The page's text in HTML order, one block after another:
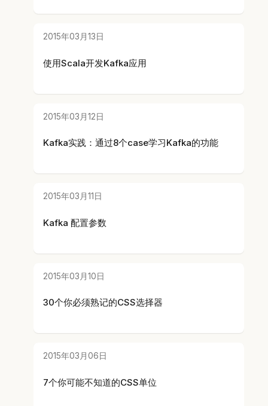
2015年03月13日
使用Scala开发Kafka应用
2015年03月12日
Kafka实践：通过8个case学习Kafka的功能
2015年03月11日
Kafka 配置参数
2015年03月10日
30个你必须熟记的CSS选择器
2015年03月06日
7个你可能不知道的CSS单位